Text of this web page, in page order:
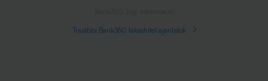
További Bank360 lakáshitel ajánlatok